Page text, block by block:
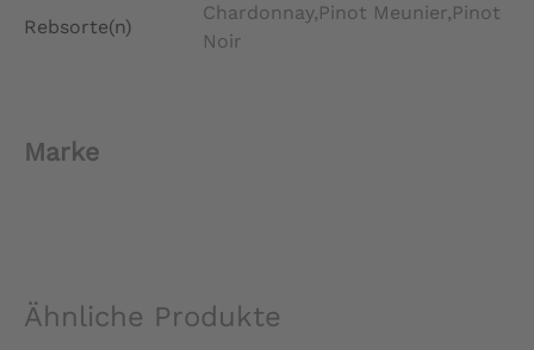
Rebsorte(n)
Chardonnay,Pinot Meunier,Pinot
Noir
Marke
Ähnliche Produkte